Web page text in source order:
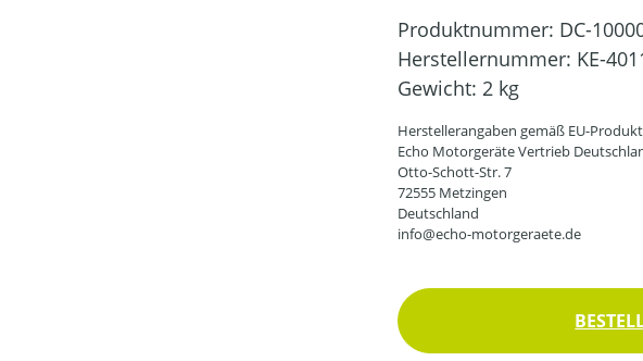
Produktnummer: DC-
Herstellernummer: KE-
Gewicht: 2 kg
Herstellerangaben gemäß EU-
Echo Motorgeräte Vertrieb
Otto-Schott-Str. 7
72555 Metzingen
Deutschland
info@echo-motorgeraete.de